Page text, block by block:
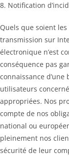
8. Notification
Quels que soient
transmission sur
électronique n’est
conséquence pas
connaissance
utilisateurs
appropriées. Nos
compte de nos
national ou
pleinement nos
sécurité de leur